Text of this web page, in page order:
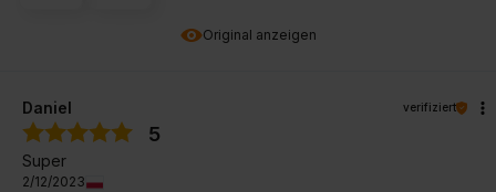
Original anzeigen
Daniel verifiziert
5
Super
2/12/2023